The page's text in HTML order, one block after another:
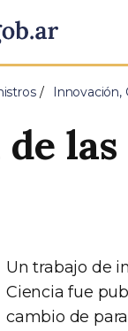
Innovación,
de
Un trabajo de
Ciencia fue
cambio de